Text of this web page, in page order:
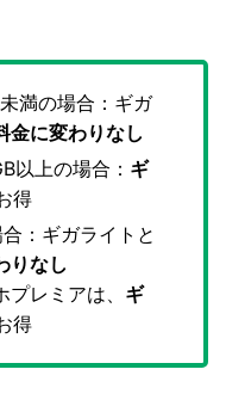
満の場合：ギガ
金に変わりなし
以上の場合： ギ
得
：ギガライトと
りなし
レミアは、 ギ
得